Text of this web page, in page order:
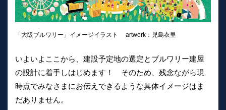
「大阪ブルワリー」イメージイラスト artwork：児島衣里
いよいよここから、建設予定地の選定とブルワリー建屋
の設計に着手しはじめます！ そのため、残念ながら現
時点でみなさまにお伝えできるような具体イメージはま
だありません。